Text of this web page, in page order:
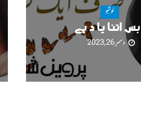
خوشبو
بس اتنا یا د ہے
دسمبر 26, 2023